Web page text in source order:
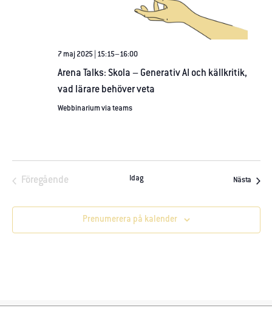
7 maj 2025 | 15:15–16:00
Arena Talks: Skola – Generativ AI och källkritik,
vad lärare behöver veta
Webbinarium via teams
Föregående
Idag Nästa
Prenumerera på kalender